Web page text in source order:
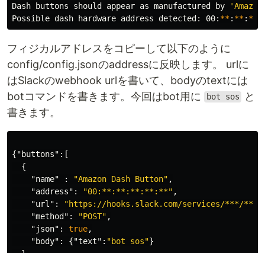
Dash buttons should appear as manufactured by
Possible dash hardware address detected: 00: ** : ** : **
フィジカルアドレスをコピーして以下のように
config/config.jsonのaddressに反映します。 urlに
はSlackのwebhook urlを書いて、bodyのtextには
botコマンドを書きます。今回はbot用に
bot sos
と
書きます。
{"buttons" :[
{
"name"
: "Amazon Dash Button" ,
"address" : "00:**:**:**:**:**" ,
"url" : "https://hooks.slack.com/services/***/***"
"method" : "POST" ,
"json" : true,
"body" : {"text" : "bot sos"}